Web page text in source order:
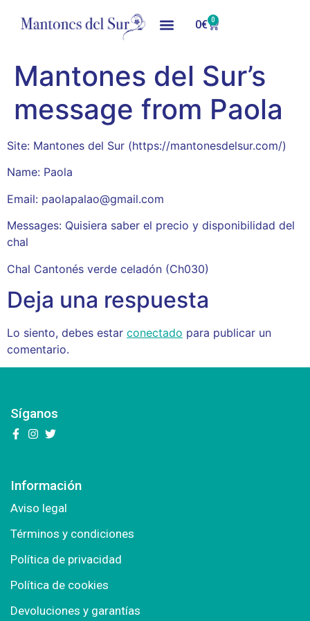
0€ 0
Mantones del Sur’s
message from Paola
Site: Mantones del Sur (https://mantonesdelsur.com/)
Name: Paola
Email: paolapalao@gmail.com
Messages: Quisiera saber el precio y disponibilidad del
chal
Chal Cantonés verde celadón (Ch030)
Deja una respuesta
Lo siento, debes estar conectado para publicar un
comentario.
Síganos
Información
Aviso legal
Términos y condiciones
Política de privacidad
Política de cookies
Devoluciones y garantías